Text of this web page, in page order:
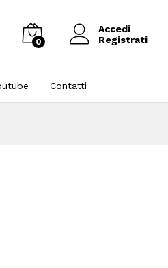
0
Accedi
Registrati
Contatti